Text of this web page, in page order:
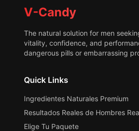
V-Candy
The natural solution for men
vitality, confidence, and
dangerous pills or embarrassing
Quick Links
Ingredientes Naturales Premium
Resultados Reales de Hombres
Elige Tu Paquete